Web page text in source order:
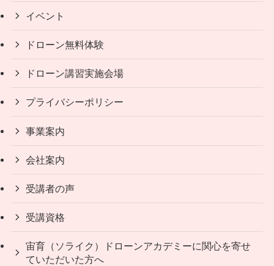
イベント
ドローン無料体験
ドローン講習実施会場
プライバシーポリシー
事業案内
会社案内
受講者の声
受講資格
宙育（ソライク）ドローンアカデミーに関心を寄せ
ていただいた方へ